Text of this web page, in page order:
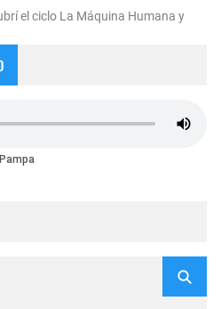
el ciclo La Máquina Humana y